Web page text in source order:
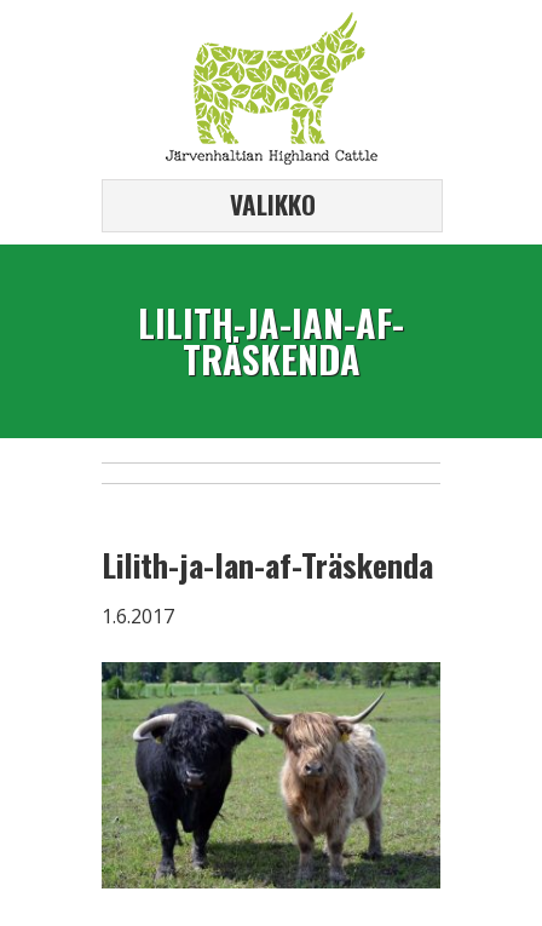
VALIKKO
LILITH-JA-IAN-AF-
TRÄSKENDA
Lilith-ja-Ian-af-Träskenda
1.6.2017